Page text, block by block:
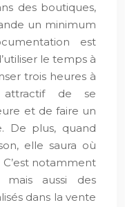
des boutiques,
un minimum
est
le temps à
trois heures à
de se
et de faire un
De plus, quand
elle saura où
notamment
aussi des
dans la vente